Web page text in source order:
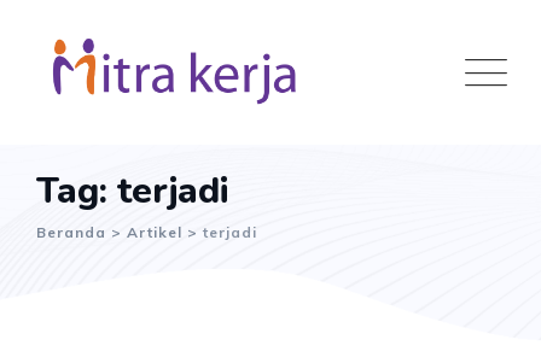
content
Tag: terjadi
Beranda > Artikel > terjadi